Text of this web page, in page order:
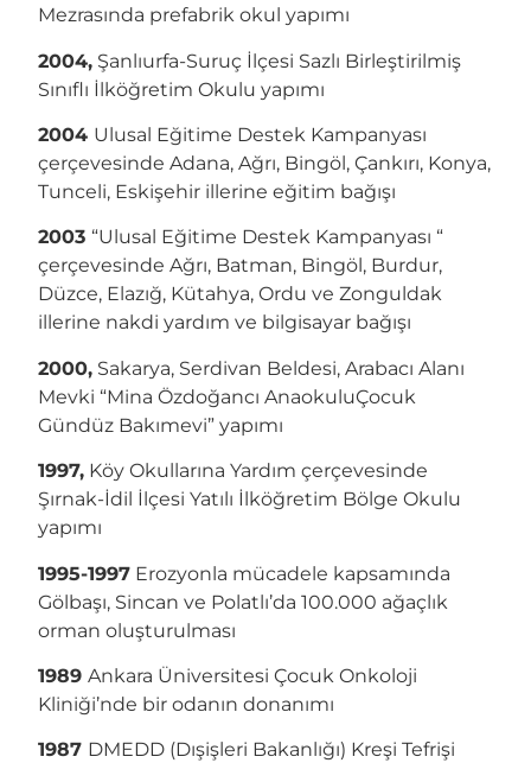
Mezrasında prefabrik okul yapımı
2004, Şanlıurfa-Suruç İlçesi Sazlı Birleştirilmiş
Sınıflı İlköğretim Okulu yapımı
2004 Ulusal Eğitime Destek Kampanyası
çerçevesinde Adana, Ağrı, Bingöl, Çankırı, Konya,
Tunceli, Eskişehir illerine eğitim bağışı
2003 “Ulusal Eğitime Destek Kampanyası “
çerçevesinde Ağrı, Batman, Bingöl, Burdur,
Düzce, Elazığ, Kütahya, Ordu ve Zonguldak
illerine nakdi yardım ve bilgisayar bağışı
2000, Sakarya, Serdivan Beldesi, Arabacı Alanı
Mevki “Mina Özdoğancı AnaokuluÇocuk
Gündüz Bakımevi” yapımı
1997, Köy Okullarına Yardım çerçevesinde
Şırnak-İdil İlçesi Yatılı İlköğretim Bölge Okulu
yapımı
1995-1997 Erozyonla mücadele kapsamında
Gölbaşı, Sincan ve Polatlı’da 100.000 ağaçlık
orman oluşturulması
1989 Ankara Üniversitesi Çocuk Onkoloji
Kliniği’nde bir odanın donanımı
1987 DMEDD (Dışişleri Bakanlığı) Kreşi Tefrişi